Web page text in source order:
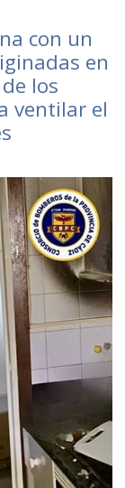
con un
en
los
ventilar el